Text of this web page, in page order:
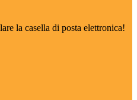
la casella di posta elettronica!